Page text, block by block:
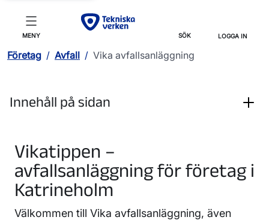
MENY SÖK LOGGA IN
Företag / Avfall / Vika avfallsanläggning
Innehåll på sidan
Vikatippen –
avfallsanläggning för företag i
Katrineholm
Välkommen till Vika avfallsanläggning, även